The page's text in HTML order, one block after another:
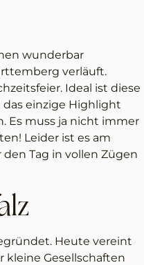
wunderbar
verläuft.
Ideal ist diese
das einzige Highlight
Es muss ja nicht immer
Leider ist es am
Tag in vollen Zügen
Heute vereint
kleine Gesellschaften